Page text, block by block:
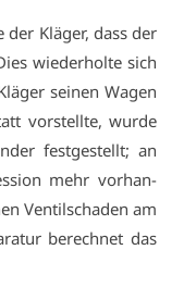
der Klä­ger, dass der
wie­der­hol­te sich
sei­nen Wa­gen
vor­stell­te, wur­de
fest­ge­stellt; an
mehr vor­han­
Ven­til­scha­den am
be­rech­net das